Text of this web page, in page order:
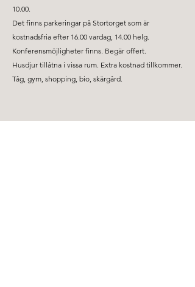
10.00.
Det finns parkeringar på Stortorget som är
kostnadsfria efter 16.00 vardag, 14.00 helg.
Konferensmöjligheter finns. Begär offert.
Husdjur tillåtna i vissa rum. Extra kostnad tillkommer.
Tåg, gym, shopping, bio, skärgård.